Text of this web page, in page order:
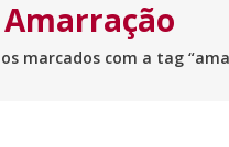
Amarração
marcados com a tag